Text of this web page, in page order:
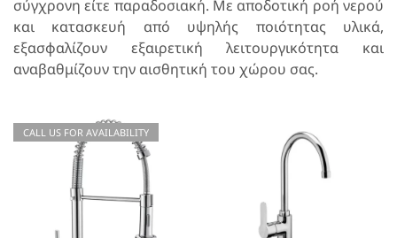
σύγχρονη είτε παραδοσιακή. Με αποδοτική ροή νερού
και κατασκευή από υψηλής ποιότητας υλικά,
εξασφαλίζουν εξαιρετική λειτουργικότητα και
αναβαθμίζουν την αισθητική του χώρου σας.
CALL US FOR AVAILABILITY